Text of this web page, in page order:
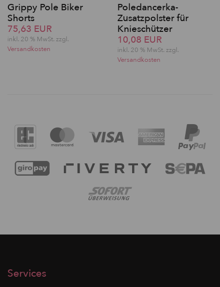
Grippy Pole Biker
Shorts
75,63 EUR
inkl. 20 % MwSt. zzgl.
Versandkosten
Poledancerka-
Zusatzpolster für
Knieschützer
10,08 EUR
inkl. 20 % MwSt. zzgl.
Versandkosten
Services